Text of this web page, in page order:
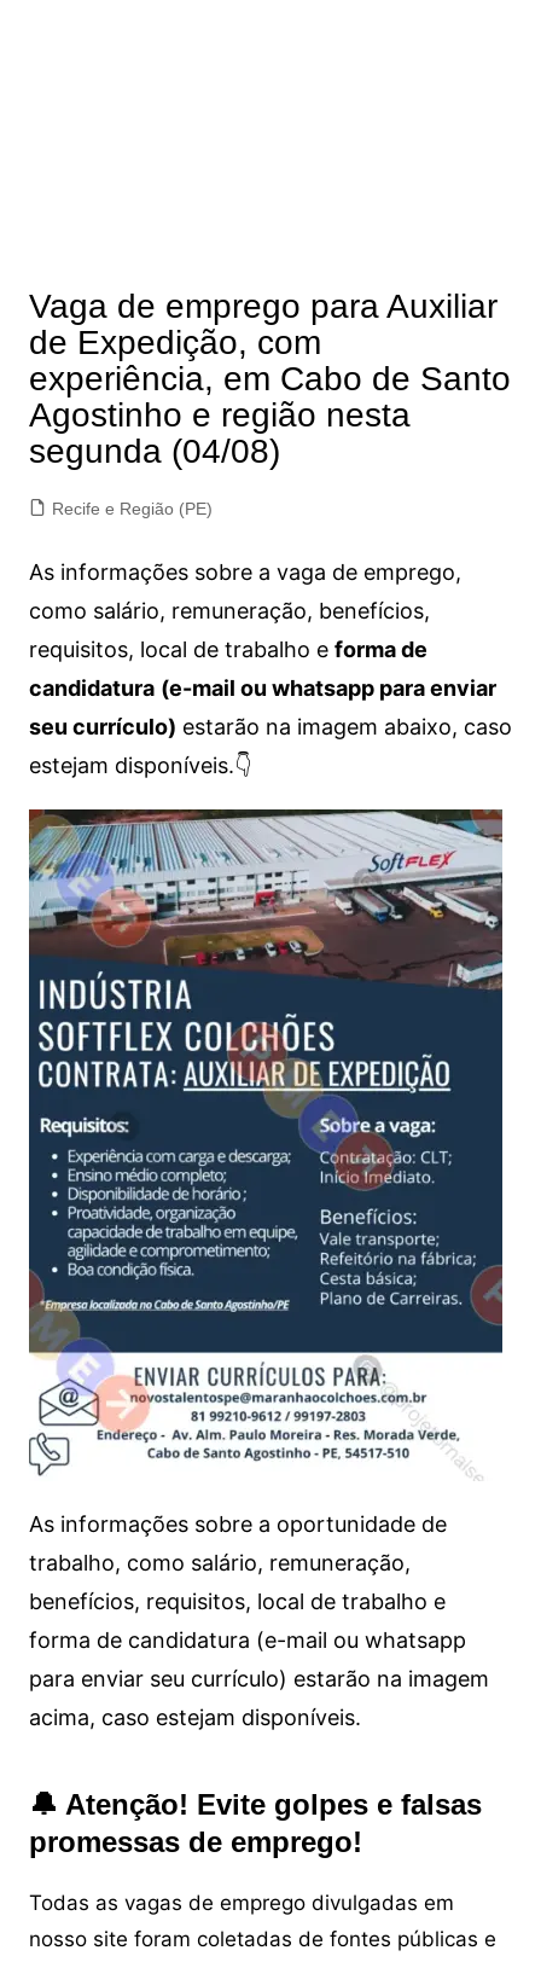
Vaga de emprego para Auxiliar
de Expedição, com
experiência, em Cabo de Santo
Agostinho e região nesta
segunda (04/08)
Recife e Região (PE)
As informações sobre a vaga de emprego,
como salário, remuneração, benefícios,
requisitos, local de trabalho e forma de
candidatura (e-mail ou whatsapp para enviar
seu currículo) estarão na imagem abaixo, caso
estejam disponíveis.👇
As informações sobre a oportunidade de
trabalho, como salário, remuneração,
benefícios, requisitos, local de trabalho e
forma de candidatura (e-mail ou whatsapp
para enviar seu currículo) estarão na imagem
acima, caso estejam disponíveis.
🔔 Atenção! Evite golpes e falsas
promessas de emprego!
Todas as vagas de emprego divulgadas em
nosso site foram coletadas de fontes públicas e